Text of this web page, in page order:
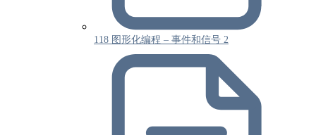
118 图形化编程 – 事件和信号 2